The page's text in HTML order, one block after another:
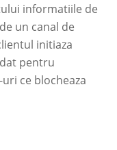
informatiile de
un canal de
initiaza
pentru
ce blocheaza